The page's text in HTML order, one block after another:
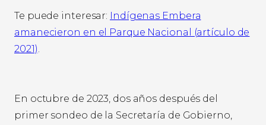
Te puede interesar: Indígenas Embera
amanecieron en el Parque Nacional (artículo de
2021).
En octubre de 2023, dos años después del
primer sondeo de la Secretaría de Gobierno,